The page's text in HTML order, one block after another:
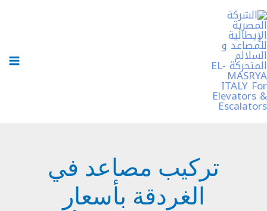
تخطي
إلى
المحتوى
تركيب مصاعد في
الغردقة بأسعار